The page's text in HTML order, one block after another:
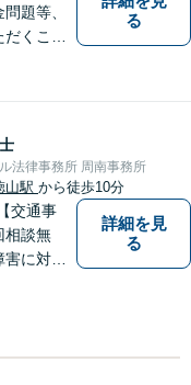
題等、
くこと
識を有す
点から
解決方
る
法律事務所 周南事務所
山駅 から徒歩10分
交通事
相談無
に対応
客さまに
詳細を見
る